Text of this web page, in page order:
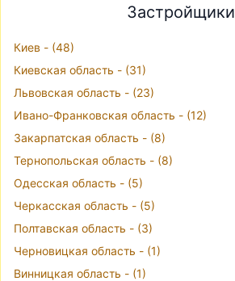
Застройщики
Киев - (48)
Киевская область - (31)
Львовская область - (23)
Ивано-Франковская область - (12)
Закарпатская область - (8)
Тернопольская область - (8)
Одесская область - (5)
Черкасская область - (5)
Полтавская область - (3)
Черновицкая область - (1)
Винницкая область - (1)